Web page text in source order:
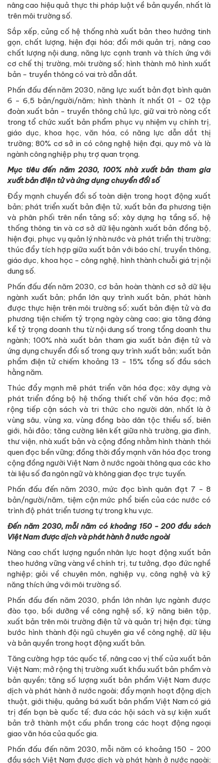
nâng cao hiệu quả thực thi pháp luật về bản quyền, nhất là
trên môi trường số.
Sắp xếp, củng cố hệ thống nhà xuất bản theo hướng tinh
gọn, chất lượng, hiện đại hóa; đổi mới quản trị, nâng cao
chất lượng nội dung, năng lực cạnh tranh và thích ứng với
cơ chế thị trường, môi trường số; hình thành mô hình xuất
bản - truyền thông có vai trò dẫn dắt.
Phấn đấu đến năm 2030, năng lực xuất bản đạt bình quân
6 - 6,5 bản/người/năm; hình thành ít nhất 01 - 02 tập
đoàn xuất bản - truyền thông chủ lực, giữ vai trò nòng cốt
trong tổ chức xuất bản phẩm phục vụ nhiệm vụ chính trị,
giáo dục, khoa học, văn hóa, có năng lực dẫn dắt thị
trường; 80% cơ sở in có công nghệ hiện đại, quy mô và là
ngành công nghiệp phụ trợ quan trọng.
Mục tiêu đến năm 2030, 100% nhà xuất bản tham gia
xuất bản điện tử và ứng dụng chuyển đổi số
Đẩy mạnh chuyển đổi số toàn diện trong hoạt động xuất
bản; phát triển xuất bản điện tử, xuất bản đa phương tiện
và phân phối trên nền tảng số; xây dựng hạ tầng số, hệ
thống thông tin và cơ sở dữ liệu ngành xuất bản đồng bộ,
hiện đại, phục vụ quản lý nhà nước và phát triển thị trường;
thúc đẩy tích hợp giữa xuất bản với báo chí, truyền thông,
giáo dục, khoa học - công nghệ, hình thành chuỗi giá trị nội
dung số.
Phấn đấu đến năm 2030, cơ bản hoàn thành cơ sở dữ liệu
ngành xuất bản; phần lớn quy trình xuất bản, phát hành
được thực hiện trên môi trường số; xuất bản điện tử và đa
phương tiện chiếm tỷ trọng ngày càng cao; gia tăng đáng
kể tỷ trọng doanh thu từ nội dung số trong tổng doanh thu
ngành; 100% nhà xuất bản tham gia xuất bản điện tử và
ứng dụng chuyển đổi số trong quy trình xuất bản; xuất bản
phẩm điện tử chiếm khoảng 13 - 15% tổng số đầu sách
hằng năm.
Thúc đẩy mạnh mẽ phát triển văn hóa đọc; xây dựng và
phát triển đồng bộ hệ thống thiết chế văn hóa đọc; mở
rộng tiếp cận sách và tri thức cho người dân, nhất là ở
vùng sâu, vùng xa, vùng đồng bào dân tộc thiểu số, biên
giới, hải đảo; tăng cường liên kết giữa nhà trường, gia đình,
thư viện, nhà xuất bản và cộng đồng nhằm hình thành thói
quen đọc bền vững; đồng thời đẩy mạnh văn hóa đọc trong
cộng đồng người Việt Nam ở nước ngoài thông qua các kho
tài liệu số đa ngôn ngữ và không gian đọc trực tuyến.
Phấn đấu đến năm 2030, mức đọc bình quân đạt 7 - 8
bản/người/năm, tiệm cận mức phổ biến của các nước có
trình độ phát triển tương tự trong khu vực.
Đến năm 2030, mỗi năm có khoảng 150 - 200 đầu sách
Việt Nam được dịch và phát hành ở nước ngoài
Nâng cao chất lượng nguồn nhân lực hoạt động xuất bản
theo hướng vững vàng về chính trị, tư tưởng, đạo đức nghề
nghiệp; giỏi về chuyên môn, nghiệp vụ, công nghệ và kỹ
năng thích ứng với môi trường số.
Phấn đấu đến năm 2030, phần lớn nhân lực ngành được
đào tạo, bồi dưỡng về công nghệ số, kỹ năng biên tập,
xuất bản trên môi trường điện tử và quản trị hiện đại; từng
bước hình thành đội ngũ chuyên gia về công nghệ, dữ liệu
và bản quyền trong hoạt động xuất bản.
Tăng cường hợp tác quốc tế, nâng cao vị thế của xuất bản
Việt Nam; mở rộng thị trường xuất khẩu xuất bản phẩm và
bản quyền; tăng số lượng xuất bản phẩm Việt Nam được
dịch và phát hành ở nước ngoài; đẩy mạnh hoạt động dịch
thuật, giới thiệu, quảng bá xuất bản phẩm Việt Nam có giá
trị đến bạn bè quốc tế; đưa các hội sách và sự kiện xuất
bản trở thành một cấu phần trong các hoạt động ngoại
giao văn hóa của quốc gia.
Phấn đấu đến năm 2030, mỗi năm có khoảng 150 - 200
đầu sách Việt Nam được dịch và phát hành ở nước ngoài;